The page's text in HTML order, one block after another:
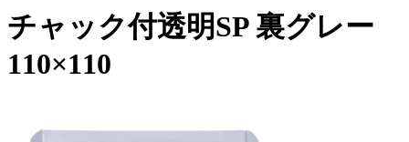
チャック付透明SP 裏グレー
110×110